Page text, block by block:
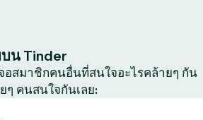
น Tinder
อสมาชิกคนอื่นที่สนใจอะไรคล้ายๆ กัน
ๆ คนสนใจกันเลย: